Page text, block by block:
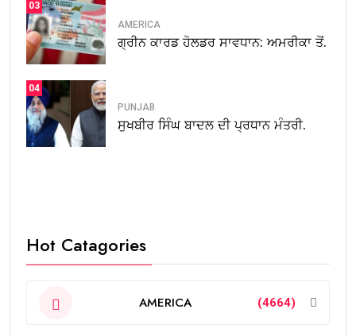
03
AMERICA
ਗ੍ਰੀਨ ਕਾਰਡ ਹੋਲਡਰ ਸਾਵਧਾਨ: ਅਮਰੀਕਾ ਤੋਂ.
04
PUNJAB
ਸੁਖਬੀਰ ਸਿੰਘ ਬਾਦਲ ਦੀ ਪ੍ਰਧਾਨ ਮੰਤਰੀ.
Hot Catagories
AMERICA (4664)